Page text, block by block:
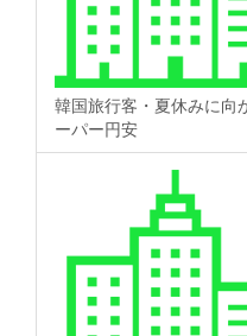
韓国旅行客・夏休みに
ーパー円安